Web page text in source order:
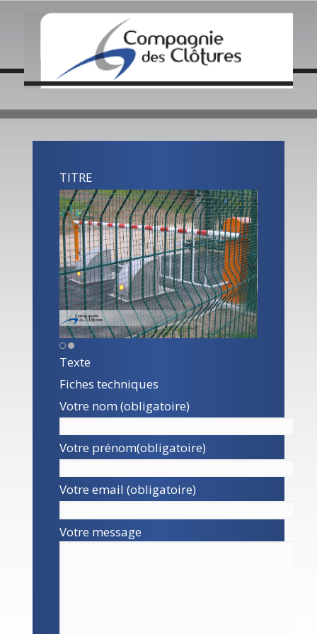
QUI SOMMES NOUS ?
NOS ACTUALITÉS
CRÉATIONS / INOVATIONS
TITRE
Texte
Fiches techniques
Votre nom (obligatoire)
Votre prénom(obligatoire)
Votre email (obligatoire)
Votre message